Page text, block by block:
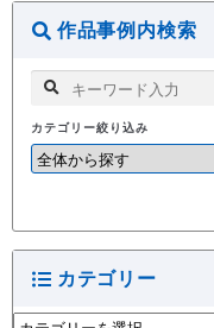
作品事例内検索
カテゴリー絞り込み
カテゴリー
カ